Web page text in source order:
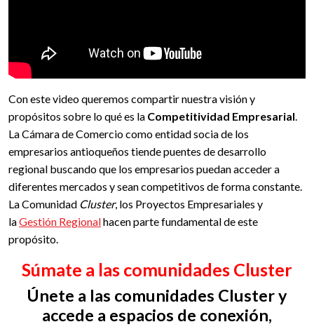
Con este video queremos compartir nuestra visión y
propósitos sobre lo qué es la Competitividad Empresarial.
La Cámara de Comercio como entidad socia de los
empresarios antioqueños tiende puentes de desarrollo
regional buscando que los empresarios puedan acceder a
diferentes mercados y sean competitivos de forma constante.
La Comunidad Cluster, los Proyectos Empresariales y
laGestión Regionalhacen parte fundamental de este
propósito.
Súmate a las comunidades Cluster
Únete a las comunidades Cluster y
accede a espacios de conexión,